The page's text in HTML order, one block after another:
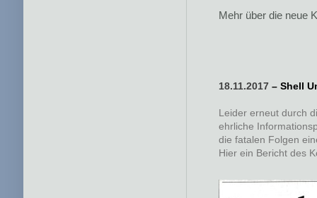
Mehr über die neue
18.11.2017 – Shell
Leider erneut durch
ehrliche
die fatalen Folgen
Hier ein Bericht des